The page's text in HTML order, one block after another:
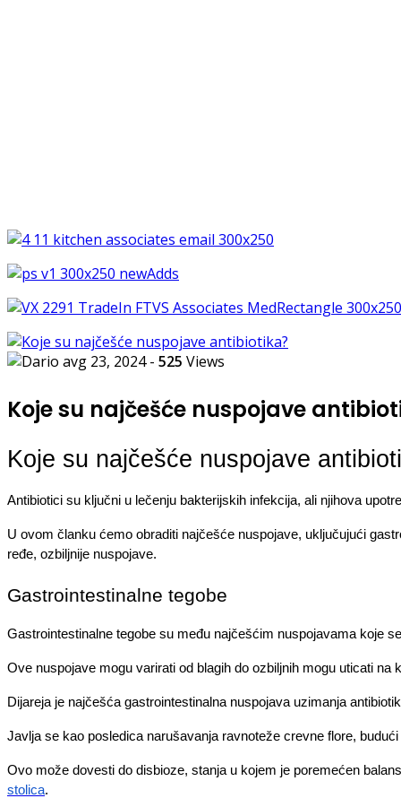
avg 23, 2024- 525 Views
Koje su najčešće nuspojave
Koje su najčešće nuspojave
Antibiotici su ključni u lečenju bakterijskih infekcija, ali njihova
U ovom članku ćemo obraditi najčešće nuspojave, uključujući
ređe, ozbiljnije nuspojave.
Gastrointestinalne tegobe
Gastrointestinalne tegobe su među najčešćim nuspojavama koje
Ove nuspojave mogu varirati od blagih do ozbiljnih mogu uticati na
Dijareja je najčešća gastrointestinalna nuspojava uzimanja
Javlja se kao posledica narušavanja ravnoteže crevne flore,
Ovo može dovesti do disbioze, stanja u kojem je poremećen
stolica.